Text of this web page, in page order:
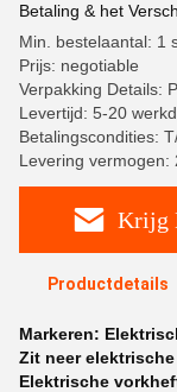
Betaling & het
Min. bestelaantal: 1
Prijs: negotiable
Verpakking Details:
Levertijd: 5-20
Betalingscondities:
Levering vermogen:
Krijg
Productdetails
Markeren:
Zit neer
Elektrische